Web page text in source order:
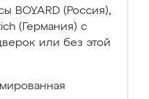
BOYARD (Россия),
(Германия) с
или без этой